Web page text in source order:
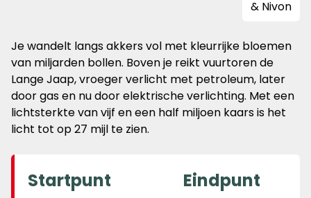
Je wandelt langs akkers vol met kleurrijke bloemen
van miljarden bollen. Boven je reikt vuurtoren de
Lange Jaap, vroeger verlicht met petroleum, later
door gas en nu door elektrische verlichting. Met een
lichtsterkte van vijf en een half miljoen kaars is het
licht tot op 27 mijl te zien.
Startpunt Eindpunt